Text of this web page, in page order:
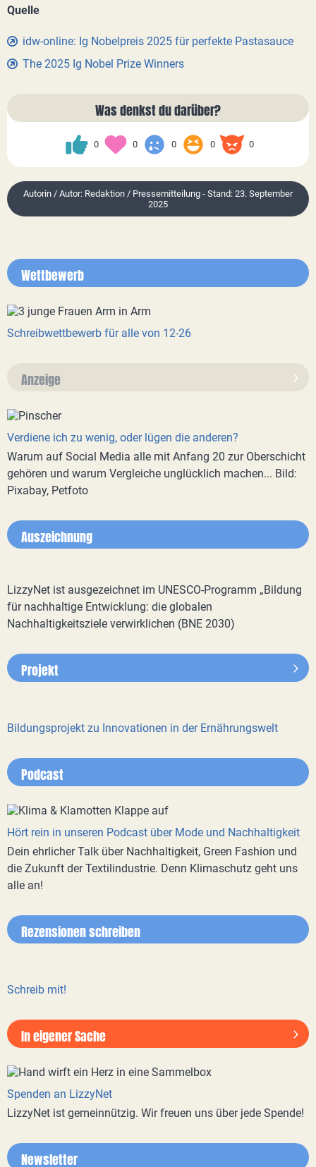
Quelle
idw-online: Ig Nobelpreis 2025 für perfekte Pastasauce
The 2025 Ig Nobel Prize Winners
Was denkst du darüber?
0 0 0 0 0
Autorin / Autor: Redaktion / Pressemitteilung - Stand: 23. September
2025
Wettbewerb
Schreibwettbewerb für alle von 12-26
Anzeige
Verdiene ich zu wenig, oder lügen die anderen?
Warum auf Social Media alle mit Anfang 20 zur Oberschicht
gehören und warum Vergleiche unglücklich machen... Bild:
Pixabay, Petfoto
Auszeichnung
LizzyNet ist ausgezeichnet im UNESCO-Programm „Bildung
für nachhaltige Entwicklung: die globalen
Nachhaltigkeitsziele verwirklichen (BNE 2030)
Projekt
Bildungsprojekt zu Innovationen in der Ernährungswelt
Podcast
Hört rein in unseren Podcast über Mode und Nachhaltigkeit
Dein ehrlicher Talk über Nachhaltigkeit, Green Fashion und
die Zukunft der Textilindustrie. Denn Klimaschutz geht uns
alle an!
Rezensionen schreiben
Schreib mit!
In eigener Sache
Spenden an LizzyNet
LizzyNet ist gemeinnützig. Wir freuen uns über jede Spende!
Newsletter